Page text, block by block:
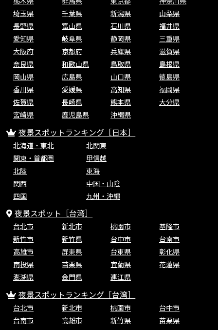
埼玉県
千葉県 新潟県
山梨県
長野県
富山県 石川県
福井県
愛知県
岐阜県 静岡県
三重県
大阪府
京都府 兵庫県
滋賀県
奈良県
和歌山県 鳥取県
島根県
岡山県
広島県 山口県
徳島県
香川県
愛媛県 高知県
福岡県
佐賀県
長崎県 熊本県
大分県
宮崎県
鹿児島県 沖縄県
夜景スポットランキング［日本］
北海道・東北
北関東
関東・首都圏
甲信越
北陸
東海
関西
中国・山陰
四国
九州・沖縄
夜景スポット［台湾］
台北市 新北市 桃園市
基隆市
新竹市
新竹県 台中市
台南市
高雄市
屏東県 台東県
彰化県
南投県
苗栗県 宜蘭県
花蓮県
澎湖県
金門県 連江県
夜景スポットランキング［台湾］
台北市 新北市 桃園市
台中市
台南市
高雄市 新竹県
苗栗県